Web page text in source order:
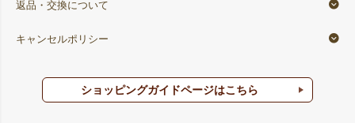
返品・交換について
キャンセルポリシー
ショッピングガイドページはこちら